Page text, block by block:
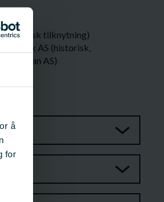
å
for
(historisk tilknytning)
havbruk AS (historisk,
Ocean AS)